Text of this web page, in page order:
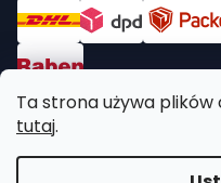
Ta strona używa
tutaj.
Płatności